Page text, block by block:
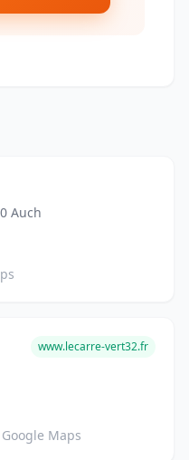
Auch
www.lecarre-vert32.fr
Google Maps